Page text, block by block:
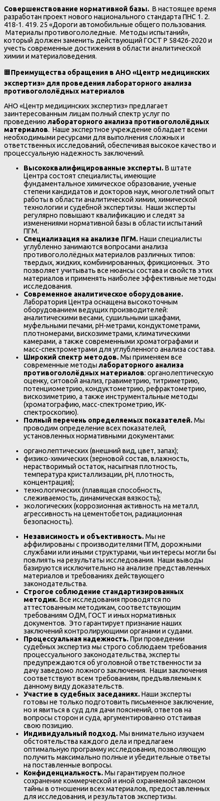
Совершенствование нормативной базы. В настоящее время
разработан проект нового национального стандарта ПНС 1. 2.
418-1. 419. 25 «Дороги автомобильные общего пользования.
Материалы противогололедные. Методы испытаний»,
который должен заменить действующий ГОСТ Р 58426-2020 и
учесть современные достижения в области аналитической
химии и материаловедения.
🟧Преимущества обращения в АНО «Центр медицинских
экспертиз» для проведения лабораторного анализа
противогололёдных материалов
АНО «Центр медицинских экспертиз» предлагает
заинтересованным лицам полный спектр услуг по
проведению лабораторного анализа противогололёдных
материалов. Наше экспертное учреждение обладает всеми
необходимыми ресурсами для выполнения сложных и
ответственных исследований, обеспечивая высокое качество и
процессуальную надежность заключений.
Высококвалифицированные эксперты.В штате
Центра состоят специалисты, имеющие
фундаментальное химическое образование, ученые
степени кандидатов и докторов наук, многолетний опыт
работы в области аналитической химии, химической
технологии и судебной экспертизы. Наши эксперты
регулярно повышают квалификацию и следят за
изменениями нормативной базы в области испытаний
ПГМ.
Специализация на анализе ПГМ.Наши специалисты
углубленно занимаются вопросами анализа
противогололёдных материалов различных типов:
твердых, жидких, комбинированных, фрикционных. Это
позволяет учитывать все нюансы состава и свойств этих
материалов и применять наиболее эффективные методы
исследования.
Современное аналитическое оборудование.
Лаборатория Центра оснащена высокоточным
оборудованием ведущих производителей:
аналитическими весами, сушильными шкафами,
муфельными печами, рН-метрами, кондуктометрами,
плотномерами, вискозиметрами, климатическими
камерами, а также современными хроматографами и
масс-спектрометрами для углубленного анализа состава.
Широкий спектр методов.Мы применяем все
современные методы лабораторного анализа
противогололёдных материалов: органолептическую
оценку, ситовой анализ, гравиметрию, титриметрию,
потенциометрию, кондуктометрию, рефрактометрию,
вискозиметрию, а также инструментальные методы
(хроматографию, масс-спектрометрию, ИК-
спектроскопию).
Полный перечень определяемых показателей.Мы
проводим определение всех показателей,
установленных нормативными документами:
органолептических (внешний вид, цвет, запах);
физико-химических (зерновой состав, влажность,
нерастворимый остаток, насыпная плотность,
температура кристаллизации, рН, плотность,
концентрация);
технологических (плавящая способность,
слеживаемость, динамическая вязкость);
экологических (коррозионная активность на металл,
агрессивность на цементобетон, радиационная
безопасность).
Независимость и объективность.Мы не
аффилированы с производителями ПГМ, дорожными
службами или иными структурами, чьи интересы могли бы
повлиять на результаты исследования. Наши выводы
базируются исключительно на анализе представленных
материалов и требованиях действующего
законодательства.
Строгое соблюдение стандартизированных
методик.Все исследования проводятся по
аттестованным методикам, соответствующим
требованиям ОДМ, ГОСТ и иных нормативных
документов. Это гарантирует признание наших
заключений контролирующими органами и судами.
Процессуальная надежность.При проведении
судебных экспертиз мы строго соблюдаем требования
процессуального законодательства, эксперты
предупреждаются об уголовной ответственности за
дачу заведомо ложного заключения. Наши заключения
соответствуют всем требованиям, предъявляемым к
данному виду доказательств.
Участие в судебных заседаниях.Наши эксперты
готовы не только подготовить письменное заключение,
но и явиться в суд для дачи пояснений, ответов на
вопросы сторон и суда, аргументированно отстаивая
свою позицию.
Индивидуальный подход.Мы внимательно изучаем
обстоятельства каждого дела и предлагаем
оптимальную программу исследования, позволяющую
получить максимально полные и убедительные ответы
на поставленные вопросы.
Конфиденциальность.Мы гарантируем полное
сохранение коммерческой и иной охраняемой законом
тайны в отношении всех материалов, предоставленных
для исследования, и результатов экспертизы.